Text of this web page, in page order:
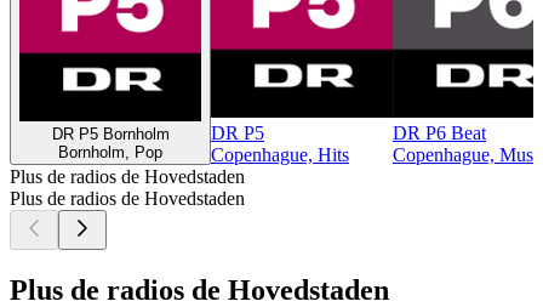
DR P5 Bornholm
Bornholm, Pop
DR P5
Copenhague, Hits
DR P6 Beat
Copenhague,
Plus de radios de Hovedstaden
Plus de radios de Hovedstaden
Plus de radios de Hovedstaden